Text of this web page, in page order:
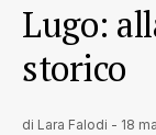
Lugo:
storico
di Lara Falodi - 18